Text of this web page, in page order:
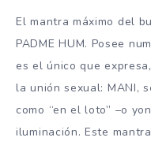
El mantra máximo del
PADME HUM. Posee
es el único que
la unión sexual: MANI,
como “en el loto” –o
iluminación. Este